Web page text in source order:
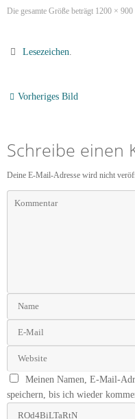
Die gesamte Größe beträgt 1200 × 900
Lesezeichen
Vorheriges Bild
Schreibe einen
Deine E-Mail-Adresse wird nicht
Meinen Namen, E-Mail-
speichern, bis ich wieder